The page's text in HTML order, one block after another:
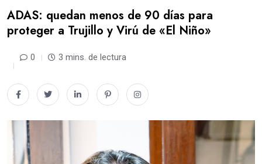
ADAS: quedan menos de 90 días para
proteger a Trujillo y Virú de «El Niño»
0 3 mins. de lectura